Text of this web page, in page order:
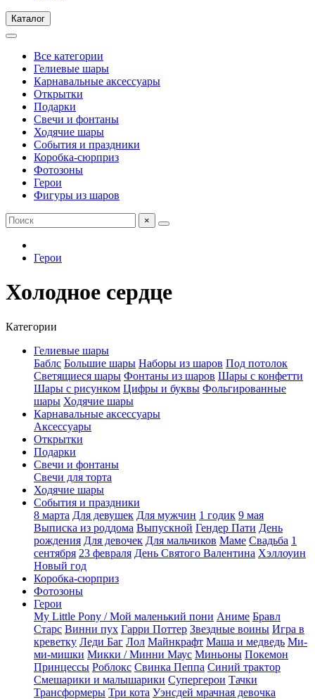
Каталог
Все категории
Гелиевые шары
Карнавальные аксессуары
Открытки
Подарки
Свечи и фонтаны
Ходячие шары
События и праздники
Коробка-сюрприз
Фотозоны
Герои
Фигуры из шаров
×
Герои
Холодное сердце
Категории
Гелиевые шары
Баблс Большие шары Наборы из шаров Под потолок
Светящиеся шары Фонтаны из шаров Шары с конфетти
Шары с рисунком Цифры и буквы Фольгированные
шары Ходячие шары
Карнавальные аксессуары
Аксессуары
Открытки
Подарки
Свечи и фонтаны
Свечи для торта
Ходячие шары
События и праздники
8 марта Для девушек Для мужчин 1 годик 9 мая
Выписка из роддома Выпускной Гендер Пати День
рождения Для девочек Для мальчиков Маме Свадьба 1
сентября 23 февраля День Святого Валентина Хэллоуин
Новый год
Коробка-сюрприз
Фотозоны
Герои
My Little Pony / Мой маленький пони Аниме Бравл
Старс Винни пух Гарри Поттер Звездные воины Игра в
креветку Леди Баг Лол Майнкрафт Маша и медведь Ми-
ми-мишки Микки / Минни Маус Миньоны Покемон
Принцессы Роблокс Свинка Пеппа Синий трактор
Смешарики и малышарики Супергерои Тачки
Трансформеры Три кота Уэнсдей мрачная девочка